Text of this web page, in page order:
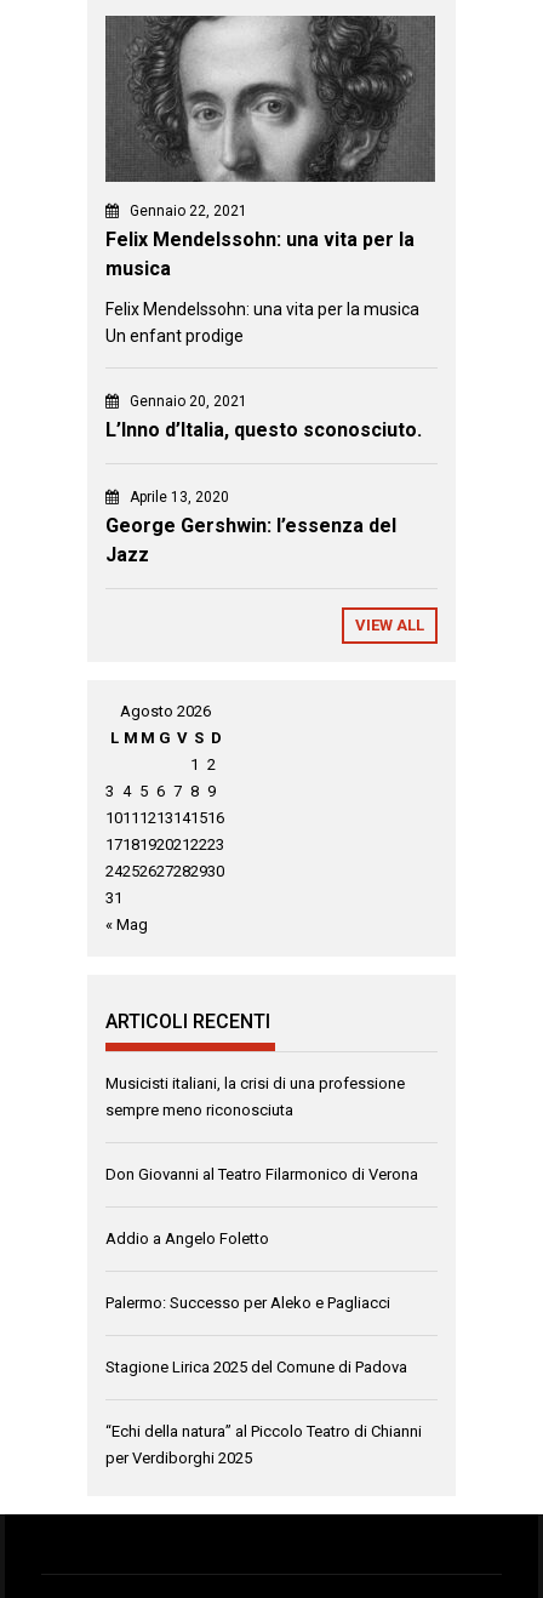
Gennaio 22, 2021
Felix Mendelssohn: una vita per la
musica
Felix Mendelssohn: una vita per la musica
Un enfant prodige
Gennaio 20, 2021
L’Inno d’Italia, questo sconosciuto.
Aprile 13, 2020
George Gershwin: l’essenza del
Jazz
VIEW ALL
Agosto 2026
L M M G V S D
1 2
3 4 5 6 7 8 9
1011 1213141516
17181920212223
24252627282930
31
« Mag
ARTICOLI RECENTI
Musicisti italiani, la crisi di una professione
sempre meno riconosciuta
Don Giovanni al Teatro Filarmonico di Verona
Addio a Angelo Foletto
Palermo: Successo per Aleko e Pagliacci
Stagione Lirica 2025 del Comune di Padova
“Echi della natura” al Piccolo Teatro di Chianni
per Verdiborghi 2025